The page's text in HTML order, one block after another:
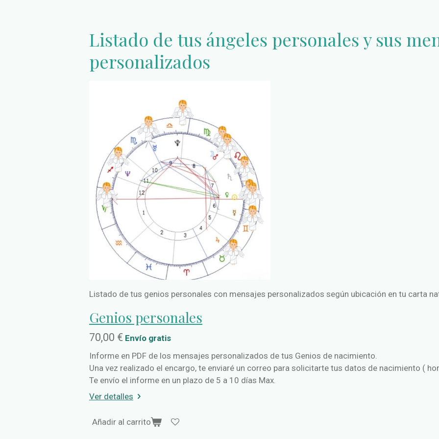
Listado de tus ángeles personales y sus
personalizados
Listado de tus genios personales con mensajes personalizados según ubicación en tu carta
Genios personales
70,00 € Envío gratis
Informe en PDF de los mensajes personalizados de tus Genios de nacimiento.
Una vez realizado el encargo, te enviaré un correo para solicitarte tus datos de nacimiento (
Te envío el informe en un plazo de 5 a 10 días Max.
Ver detalles
Añadir al carrito